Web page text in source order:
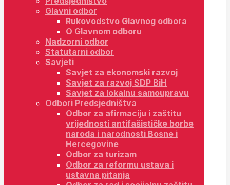
Glavni odbor
Rukovodstvo Glavnog odbora
O Glavnom odboru
Nadzorni odbor
Statutarni odbor
Savjeti
Savjet za ekonomski razvoj
Savjet za razvoj SDP BiH
Savjet za lokalnu samoupravu
Odbori Predsjedništva
Odbor za afirmaciju i zaštitu
vrijednosti antifašističke borbe
naroda i narodnosti Bosne i
Hercegovine
Odbor za turizam
Odbor za reformu ustava i
ustavna pitanja